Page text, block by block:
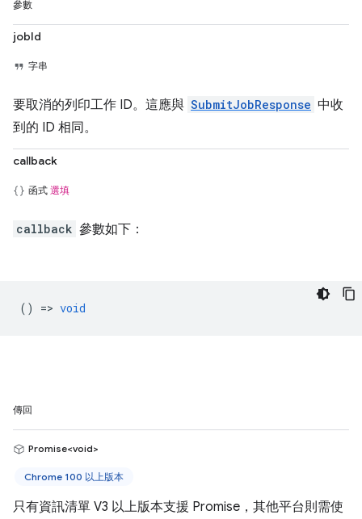
參數
jobId
字串
要取消的列印工作 ID。這應與 SubmitJobResponse 中收
到的 ID 相同。
callback
函式 選填
callback 參數如下：
() => void
傳回
Promise<void>
Chrome 100 以上版本
只有資訊清單 V3 以上版本支援 Promise，其他平台則需使